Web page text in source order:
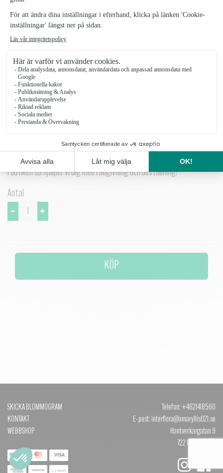
1799 kr
Låg, rund begravningsdekoration i vita toner och blandat grönt.
nedan som levereras till begravningsplatsen.
Levereras med din hälsning på ett textat kort, men du kan få den på
ett passande band. Det lägger du till som tillval här nedan och vi
väljer färg som passar.
Beställ minst tre dagar innan begravningen eller kontakta gärna oss
i butiken så hjälper vi dig med rådgivning och beställning!
Antal
KÖP
SKICKA BLOMMOGRAM
KONTAKT
WEBBSHOP
Telefon: +4621418560
E-post: interflora@amaryllis021.se
Hantverkargatan 9
722 12 VÄSTERÅS